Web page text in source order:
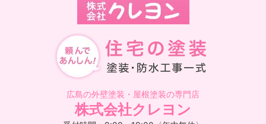
広島の外壁塗装・屋根塗装の専門店
株式会社クレヨン